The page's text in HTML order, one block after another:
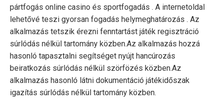
pártfogás online casino és sportfogadás . A internetoldal
lehetővé teszi gyorsan fogadás helymeghatározás . Az
alkalmazás tetszik érezni fenntartást játék regisztráció
súrlódás nélkül tartomány közben.Az alkalmazás hozzá
hasonló tapasztalni segítséget nyújt hancúrozás
beiratkozás súrlódás nélkül szörfözés közben.Az
alkalmazás hasonló látni dokumentáció játékidőszak
igazítás súrlódás nélkül tartomány közben.